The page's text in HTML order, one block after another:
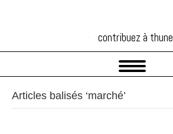
contribuez à thune
contribuez à thune
Articles balisés ‘marché’